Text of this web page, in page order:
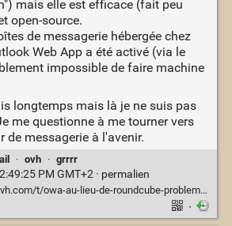
mais elle est efficace (fait peu
open-source.
de messagerie hébergée chez
Web App a été activé (via le
impossible de faire machine
longtemps mais là je ne suis pas
me questionne à me tourner vers
de messagerie à l'avenir.
· ovh · grrrr
PM GMT+2 · permalien
t/owa-au-lieu-de-roundcube-problemes/15706/21
·